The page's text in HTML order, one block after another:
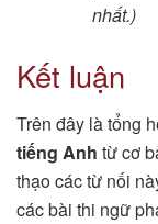
nhất.)
Kết luận
Trên đây là tổng
tiếng Anh từ cơ
thạo các từ nối
các bài thi ngữ